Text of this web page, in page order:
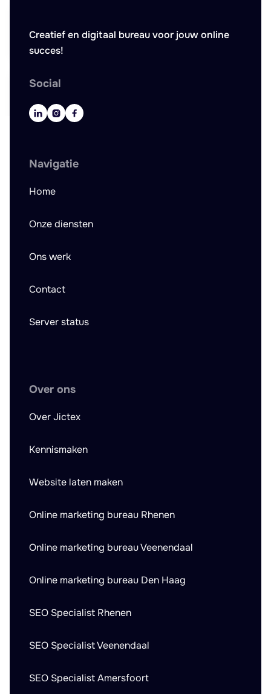
Creatief en digitaal bureau voor jouw online
succes!
Social
  
Navigatie
Home
Onze diensten
Ons werk
Contact
Server status
Over ons
Over Jictex
Kennismaken
Website laten maken
Online marketing bureau Rhenen
Online marketing bureau Veenendaal
Online marketing bureau Den Haag
SEO Specialist Rhenen
SEO Specialist Veenendaal
SEO Specialist Amersfoort